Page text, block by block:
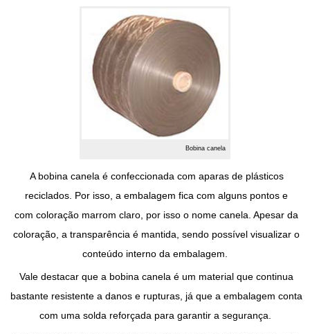
Bobina canela
Abobina canelaé confeccionada com aparas de plásticos
reciclados. Por isso, a embalagem fica com alguns pontos e
com coloração marrom claro, por isso o nome canela. Apesar da
coloração, a transparência é mantida, sendo possível visualizar o
conteúdo interno da embalagem.
Vale destacar que a bobina canela é um material que continua
bastante resistente a danos e rupturas, já que a embalagem conta
com uma solda reforçada para garantir a segurança.